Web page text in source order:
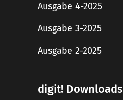
Ausgabe 4-2025
Ausgabe 3-2025
Ausgabe 2-2025
digit! Downloads